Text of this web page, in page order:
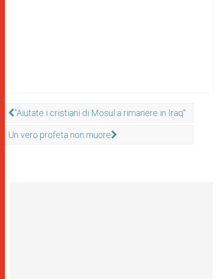
"Aiutate i cristiani di Mosul a rimanere in Iraq"
Un vero profeta non muore